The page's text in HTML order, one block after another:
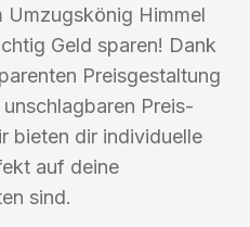
Umzugskönig Himmel
Geld sparen! Dank
Preisgestaltung
Preis-
bieten dir individuelle
auf deine
sind.